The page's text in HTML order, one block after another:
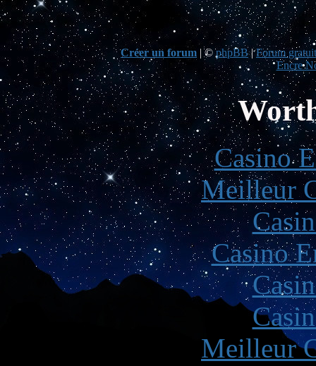
Créer un forum |© phpBB|Forum
Encre
Casino
Meilleur
Casino
Meilleur